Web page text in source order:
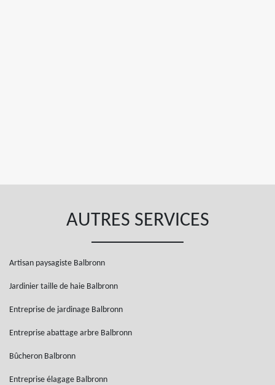
AUTRES SERVICES
Artisan paysagiste Balbronn
Jardinier taille de haie Balbronn
Entreprise de jardinage Balbronn
Entreprise abattage arbre Balbronn
Bûcheron Balbronn
Entreprise élagage Balbronn